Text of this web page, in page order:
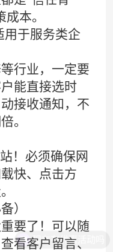
本。
用于服务类企
行业，一定要
能直接选时
接收通知，不
。
！必须确保网
快、点击方
）
要了！可以随
看客户留言、
现在有优惠活动吗